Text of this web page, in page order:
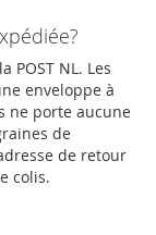
POST NL. Les
enveloppe à
ne porte aucune
de
de retour
colis.